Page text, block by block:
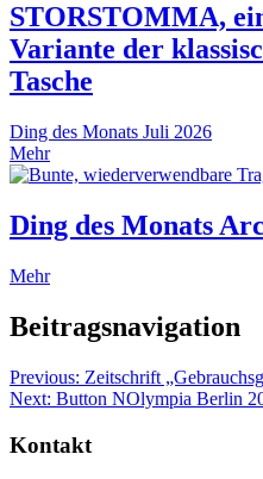
STORSTOMMA,
Variante der
Tasche
Ding des Monats Juli 2026
Mehr
Ding des Monats
Mehr
Beitragsnavigation
Previous: Zeitschrift
Next: Button NOlympia Berlin
Kontakt